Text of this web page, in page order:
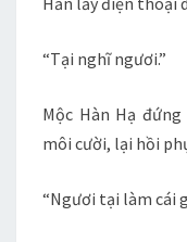
“Tại nghĩ ngươi.”
Mộc Hàn Hạ
môi cười, lại hồi
“Ngươi tại làm cái